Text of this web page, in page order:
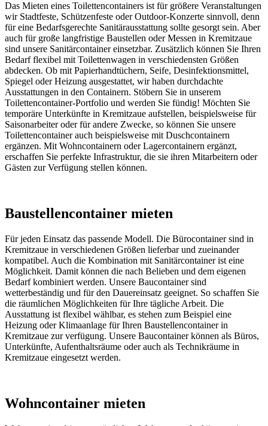
Das Mieten eines Toilettencontainers ist für größere Veranstaltungen
wir Stadtfeste, Schützenfeste oder Outdoor-Konzerte sinnvoll, denn
für eine Bedarfsgerechte Sanitärausstattung sollte gesorgt sein. Aber
auch für große langfristige Baustellen oder Messen in Kremitzaue
sind unsere Sanitärcontainer einsetzbar. Zusätzlich können Sie Ihren
Bedarf flexibel mit Toilettenwagen in verschiedensten Größen
abdecken. Ob mit Papierhandtüchern, Seife, Desinfektionsmittel,
Spiegel oder Heizung ausgestattet, wir haben durchdachte
Ausstattungen in den Containern. Stöbern Sie in unserem
Toilettencontainer-Portfolio und werden Sie fündig! Möchten Sie
temporäre Unterkünfte in Kremitzaue aufstellen, beispielsweise für
Saisonarbeiter oder für andere Zwecke, so können Sie unsere
Toilettencontainer auch beispielsweise mit Duschcontainern
ergänzen. Mit Wohncontainern oder Lagercontainern ergänzt,
erschaffen Sie perfekte Infrastruktur, die sie ihren Mitarbeitern oder
Gästen zur Verfügung stellen können.
Baustellencontainer mieten
Für jeden Einsatz das passende Modell. Die Bürocontainer sind in
Kremitzaue in verschiedenen Größen lieferbar und zueinander
kompatibel. Auch die Kombination mit Sanitärcontainer ist eine
Möglichkeit. Damit können die nach Belieben und dem eigenen
Bedarf kombiniert werden. Unsere Baucontainer sind
wetterbeständig und für den Dauereinsatz geeignet. So schaffen Sie
die räumlichen Möglichkeiten für Ihre tägliche Arbeit. Die
Ausstattung ist flexibel wählbar, es stehen zum Beispiel eine
Heizung oder Klimaanlage für Ihren Baustellencontainer in
Kremitzaue zur verfügung. Unsere Baucontainer können als Büros,
Unterkünfte, Aufenthaltsräume oder auch als Technikräume in
Kremitzaue eingesetzt werden.
Wohncontainer mieten